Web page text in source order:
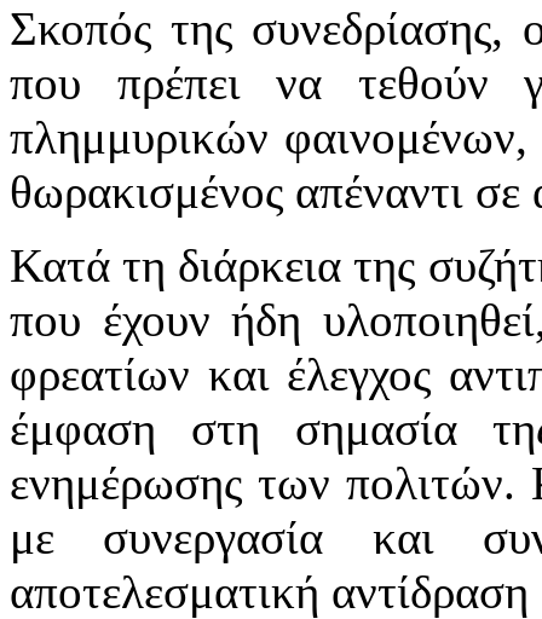
Σκοπός της συνεδρίασης,
που πρέπει να τεθούν
πλημμυρικών
θωρακισμένος απέναντι σε
Κατά τη διάρκεια της
που έχουν ήδη
φρεατίων και έλεγχος
έμφαση στη σημασία
ενημέρωσης των πολιτών.
με συνεργασία και
αποτελεσματική